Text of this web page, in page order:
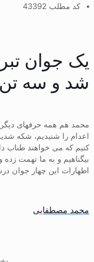
کد مطلب 43392
یک جوان
شد و سه تن
محمد هم همه حرفهای
اعدام را شنیدیم، شكه
كنیم كه می خواهند طناب
بیگناهیم و به ما تهمت
اظهارات این چهار جوان
محمد مصطفایی